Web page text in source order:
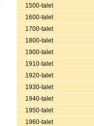
1500-talet
1600-talet
1700-talet
1800-talet
1900-talet
1910-talet
1920-talet
1930-talet
1940-talet
1950-talet
1960-talet